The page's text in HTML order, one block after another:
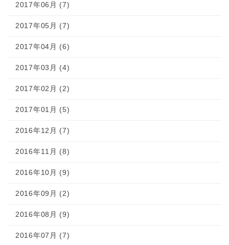
2017年06月 (7)
2017年05月 (7)
2017年04月 (6)
2017年03月 (4)
2017年02月 (2)
2017年01月 (5)
2016年12月 (7)
2016年11月 (8)
2016年10月 (9)
2016年09月 (2)
2016年08月 (9)
2016年07月 (7)